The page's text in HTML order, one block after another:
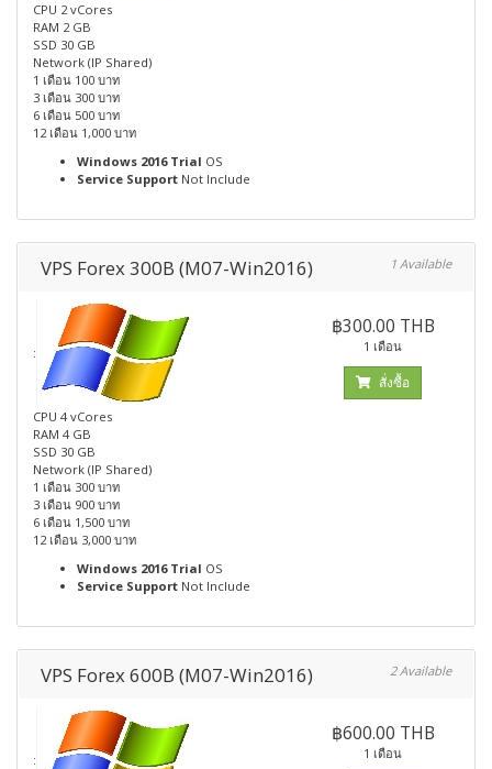
CPU 2 vCores
RAM 2 GB
SSD 30 GB
Network (IP Shared)
1 เดือน 100 บาท
3 เดือน 300 บาท
6 เดือน 500 บาท
12 เดือน 1,000 บาท
Windows 2016 Trial OS
Service Support Not Include
VPS Forex 300B (M07-Win2016) 1 Available
:
CPU 4 vCores
RAM 4 GB
SSD 30 GB
Network (IP Shared)
1 เดือน 300 บาท
3 เดือน 900 บาท
6 เดือน 1,500 บาท
12 เดือน 3,000 บาท
Windows 2016 Trial OS
Service Support Not Include
฿300.00 THB
1 เดือน
สั่งซื้อ
VPS Forex 600B (M07-Win2016) 2 Available
:
฿600.00 THB
1 เดือน